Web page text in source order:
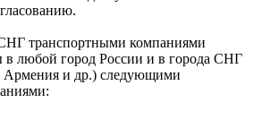
транспортными компаниями
в любой город России и в города СНГ
Армения и др.) следующими